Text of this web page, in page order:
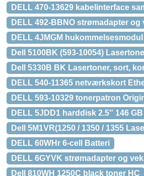
DELL 470-13629 kabelinterface
DELL 492-BBNO strømadapter
DELL 4JMGM
Dell 5100BK (593-10054)
Dell 5330B BK Lasertoner, sort,
DELL 540-11365 netværkskort
DELL 593-10329 tonerpatron
DELL 5JDD1 harddisk 2.5″ 146
Dell 5M1VR(1250 / 1350 / 1355
DELL 60WHr 6-cell Batteri
DELL 6GYVK strømadapter og
Dell 810WH 1250C black toner HC